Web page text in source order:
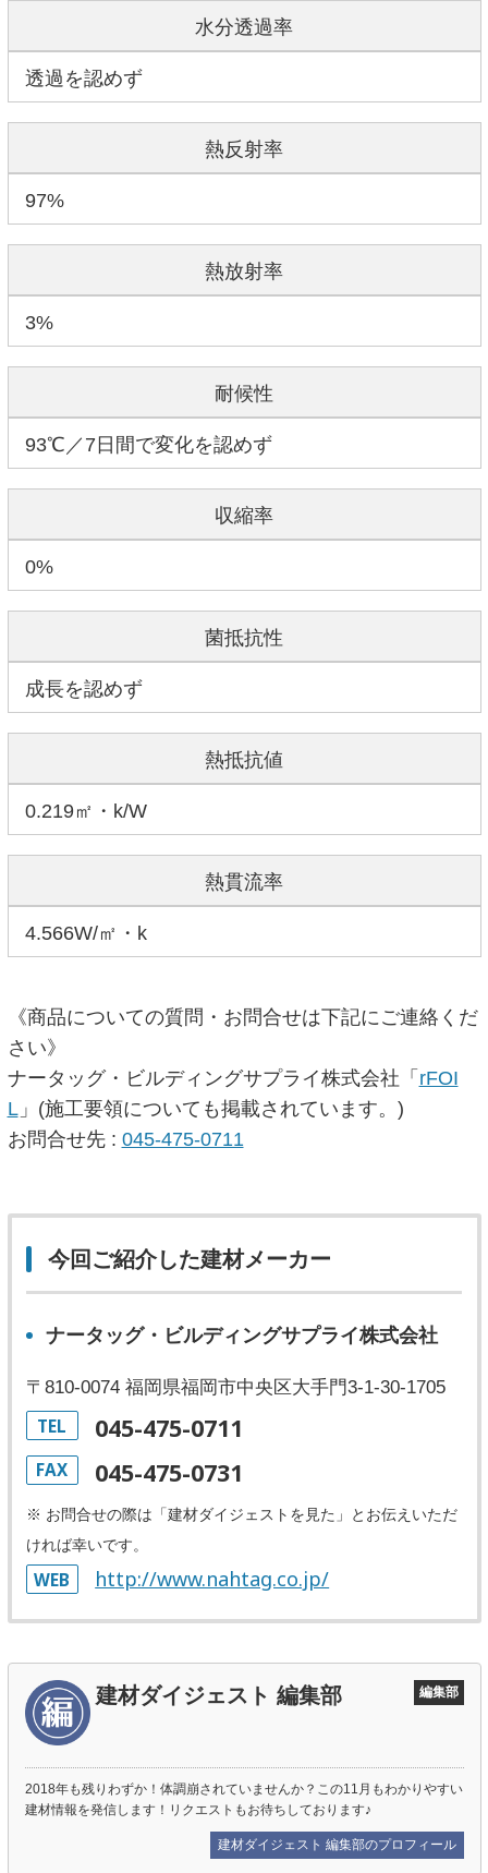
水分透過率
透過を認めず
熱反射率
97%
熱放射率
3%
耐候性
93℃／7日間で変化を認めず
収縮率
0%
菌抵抗性
成長を認めず
熱抵抗値
0.219㎡・k/W
熱貫流率
4.566W/㎡・k
《商品についての質問・お問合せは下記にご連絡くだ
さい》
ナータッグ・ビルディングサプライ株式会社「 rFOI
L」(施工要領についても掲載されています。)
お問合せ先 : 045-475-0711
今回ご紹介した建材メーカー
ナータッグ・ビルディングサプライ株式会社
〒810-0074 福岡県福岡市中央区大手門3-1-30-1705
TEL 045-475-0711
FAX 045-475-0731
※ お問合せの際は「建材ダイジェストを見た」とお伝えいただ
ければ幸いです。
WEB http://www.nahtag.co.jp/
建材ダイジェスト 編集部 編集部
2018年も残りわずか！体調崩されていませんか？この11月もわかりやすい
建材情報を発信します！リクエストもお待ちしております♪
建材ダイジェスト 編集部のプロフィール